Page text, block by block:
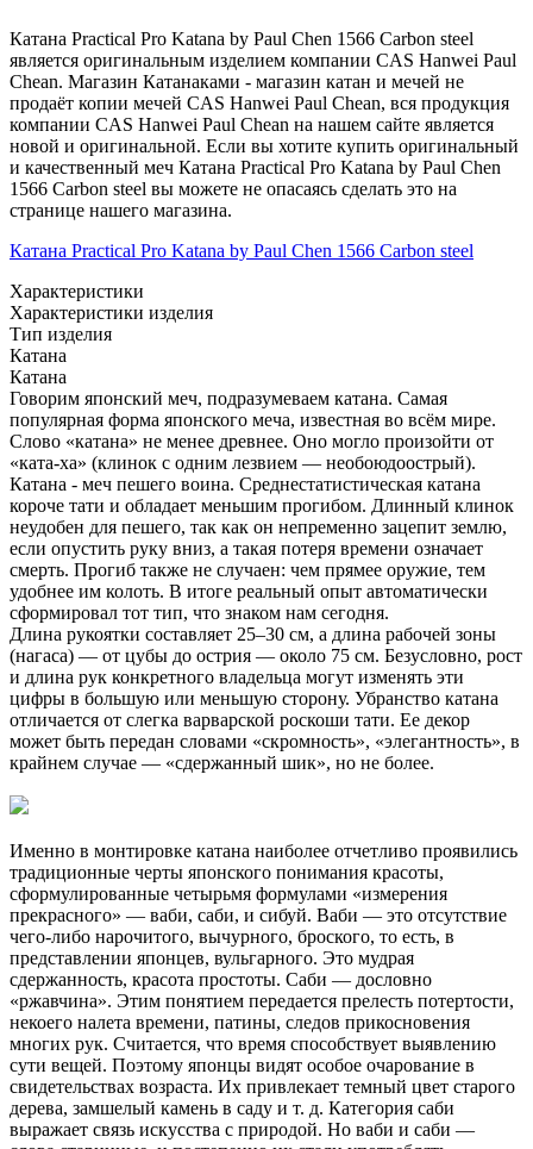
Катана Practical Pro Katana by Paul Chen 1566 Carbon steel
является оригинальным изделием компании CAS Hanwei Paul
Chean. Магазин Катанаками - магазин катан и мечей не
продаёт копии мечей CAS Hanwei Paul Chean, вся продукция
компании CAS Hanwei Paul Chean на нашем сайте является
новой и оригинальной. Если вы хотите купить оригинальный
и качественный меч Катана Practical Pro Katana by Paul Chen
1566 Carbon steel вы можете не опасаясь сделать это на
странице нашего магазина.
Катана Practical Pro Katana by Paul Chen 1566 Carbon steel
Характеристики
Характеристики изделия
Тип изделия
Катана
Катана
Говорим японский меч, подразумеваем катана. Самая
популярная форма японского меча, известная во всём мире.
Слово «катана» не менее древнее. Оно могло произойти от
«ката-ха» (клинок с одним лезвием — необоюдоострый).
Катана - меч пешего воина. Среднестатистическая катана
короче тати и обладает меньшим прогибом. Длинный клинок
неудобен для пешего, так как он непременно зацепит землю,
если опустить руку вниз, а такая потеря времени означает
смерть. Прогиб также не случаен: чем прямее оружие, тем
удобнее им колоть. В итоге реальный опыт автоматически
сформировал тот тип, что знаком нам сегодня.
Длина рукоятки составляет 25–30 см, а длина рабочей зоны
(нагаса) — от цубы до острия — около 75 см. Безусловно, рост
и длина рук конкретного владельца могут изменять эти
цифры в большую или меньшую сторону. Убранство катана
отличается от слегка варварской роскоши тати. Ее декор
может быть передан словами «скромность», «элегантность», в
крайнем случае — «сдержанный шик», но не более.
Именно в монтировке катана наиболее отчетливо проявились
традиционные черты японского понимания красоты,
сформулированные четырьмя формулами «измерения
прекрасного» — ваби, саби, и сибуй. Ваби — это отсутствие
чего-либо нарочитого, вычурного, броского, то есть, в
представлении японцев, вульгарного. Это мудрая
сдержанность, красота простоты. Саби — дословно
«ржавчина». Этим понятием передается прелесть потертости,
некоего налета времени, патины, следов прикосновения
многих рук. Считается, что время способствует выявлению
сути вещей. Поэтому японцы видят особое очарование в
свидетельствах возраста. Их привлекает темный цвет старого
дерева, замшелый камень в саду и т. д. Категория саби
выражает связь искусства с природой. Но ваби и саби —